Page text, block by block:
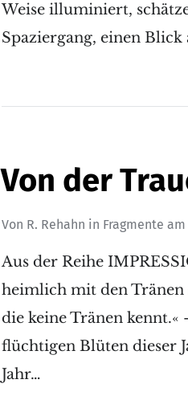
Weise illuminiert,
Spaziergang, einen Blick
Von der
Von R. Rehahn in Fragmente
Aus der Reihe
heimlich mit den Tränen
die keine Tränen
flüchtigen Blüten dieser
Jahr…